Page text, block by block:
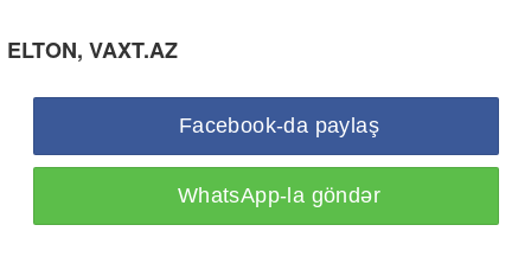
ELTON, VAXT.AZ
Facebook-da paylaş
WhatsApp-la göndər